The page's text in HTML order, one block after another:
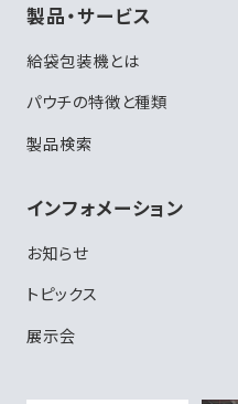
製品・サービス
給袋包装機とは
パウチの特徴と種類
製品検索
インフォメーション
お知らせ
トピックス
展示会